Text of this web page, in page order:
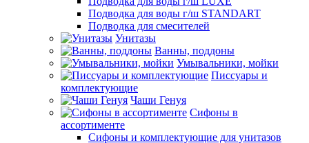
Подводка для воды г/ш STANDART
Подводка для смесителей
Унитазы
Ванны, поддоны
Умывальники, мойки
Писсуары и
комплектующие
Чаши Генуя
Сифоны в
ассортименте
Сифоны и комплектующие для унитазов